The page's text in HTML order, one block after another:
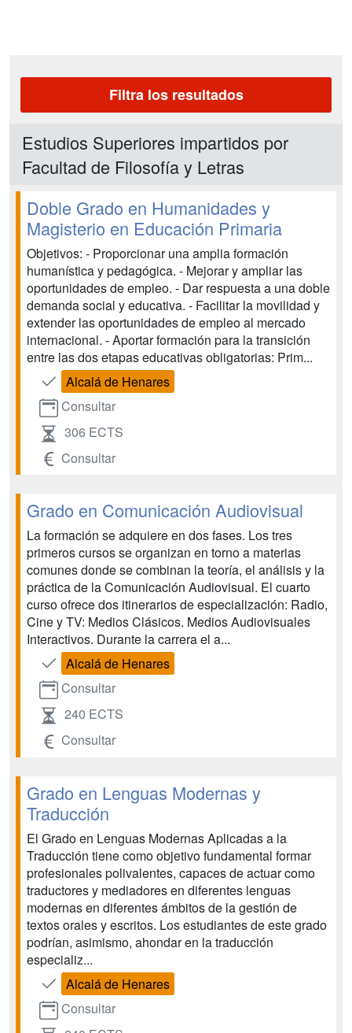
Filtra los resultados
Estudios Superiores impartidos por
Facultad de Filosofía y Letras
Doble Grado en Humanidades y
Magisterio en Educación Primaria
Objetivos: - Proporcionar una amplia formación
humanística y pedagógica. - Mejorar y ampliar las
oportunidades de empleo. - Dar respuesta a una doble
demanda social y educativa. - Facilitar la movilidad y
extender las oportunidades de empleo al mercado
internacional. - Aportar formación para la transición
entre las dos etapas educativas obligatorias: Prim...
Alcalá de Henares
Consultar
306 ECTS
Consultar
Grado en Comunicación Audiovisual
La formación se adquiere en dos fases. Los tres
primeros cursos se organizan en torno a materias
comunes donde se combinan la teoría, el análisis y la
práctica de la Comunicación Audiovisual. El cuarto
curso ofrece dos itinerarios de especialización: Radio,
Cine y TV: Medios Clásicos. Medios Audiovisuales
Interactivos. Durante la carrera el a...
Alcalá de Henares
Consultar
240 ECTS
Consultar
Grado en Lenguas Modernas y
Traducción
El Grado en Lenguas Modernas Aplicadas a la
Traducción tiene como objetivo fundamental formar
profesionales polivalentes, capaces de actuar como
traductores y mediadores en diferentes lenguas
modernas en diferentes ámbitos de la gestión de
textos orales y escritos. Los estudiantes de este grado
podrían, asimismo, ahondar en la traducción
especializ...
Alcalá de Henares
Consultar